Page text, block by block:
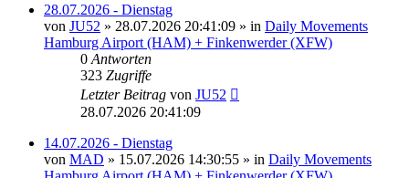
28.07.2026 - Dienstag
von JU52 » 28.07.2026 20:41:09 » in Daily Movements
Hamburg Airport (HAM) + Finkenwerder (XFW)
0 Antworten
323 Zugriffe
Letzter Beitrag von JU52
28.07.2026 20:41:09
14.07.2026 - Dienstag
von MAD » 15.07.2026 14:30:55 » in Daily Movements